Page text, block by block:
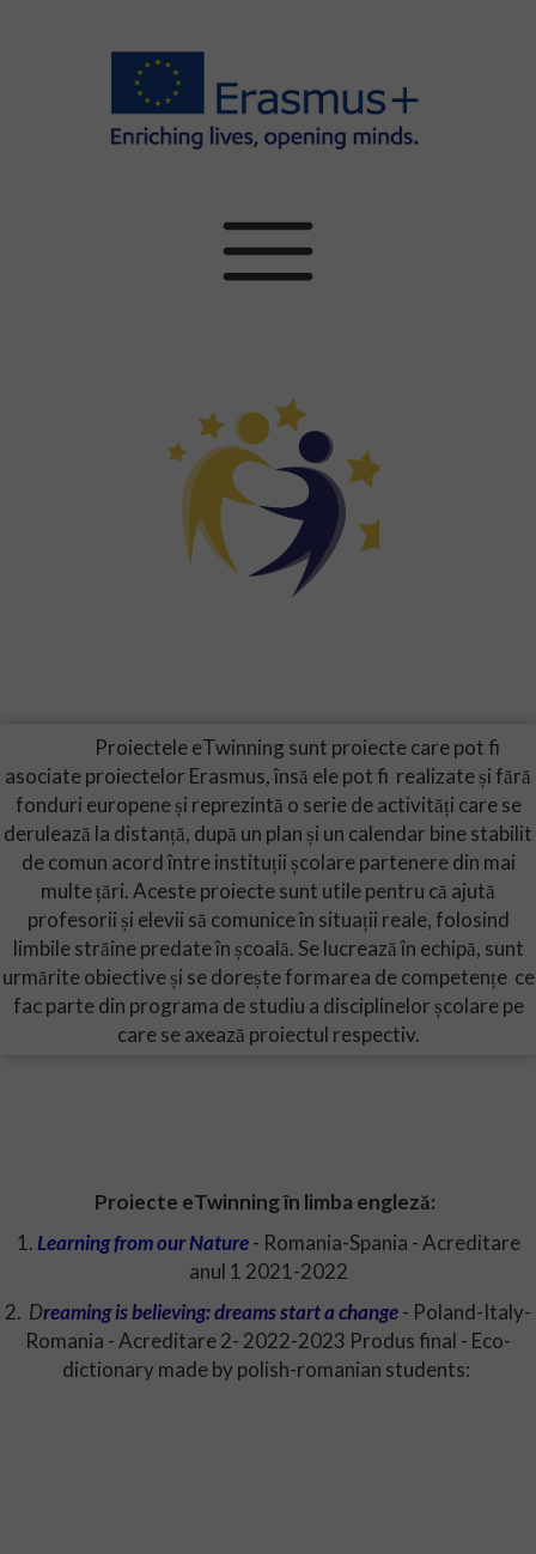
Proiecte eTwinning în limba engleză:
1. Learning from our Nature - Romania-Spania - Acreditare
anul 1 2021-2022
2. Dreaming is believing: dreams start a change- Poland-Italy-
Romania - Acreditare 2- 2022-2023 Produs final - Eco-
dictionary made by polish-romanian students:
Proiectele eTwinning sunt proiecte care pot fi
asociate proiectelor Erasmus, însă ele pot fi realizate și fără
fonduri europene și reprezintă o serie de activități care se
derulează la distanță, după un plan și un calendar bine stabilit
de comun acord între instituții școlare partenere din mai
multe țări. Aceste proiecte sunt utile pentru că ajută
profesorii și elevii să comunice în situații reale, folosind
limbile străine predate în școală. Se lucrează în echipă, sunt
urmărite obiective și se dorește formarea de competențe ce
fac parte din programa de studiu a disciplinelor școlare pe
care se axează proiectul respectiv.